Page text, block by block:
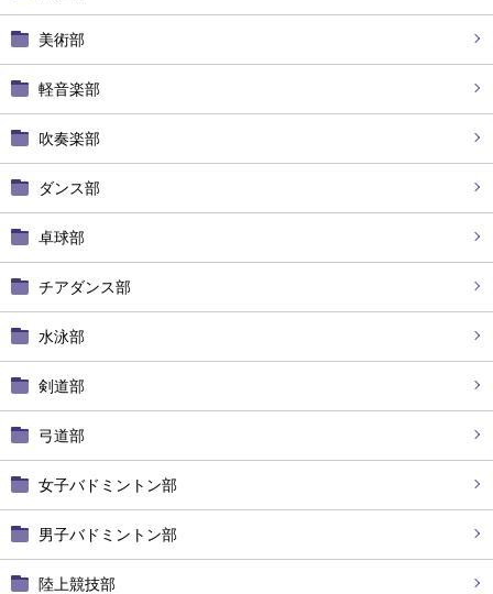
美術部
軽音楽部
吹奏楽部
ダンス部
卓球部
チアダンス部
水泳部
剣道部
弓道部
女子バドミントン部
男子バドミントン部
陸上競技部